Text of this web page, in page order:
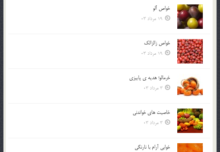
خواص آلو
19 مرداد 03
خواص زالزالک
19 مرداد 03
خرمالو؛ هديه ي پاييزي
3 مرداد 03
خاصيت هاي خواندني
3 مرداد 03
خوابي آرام با نارنگي